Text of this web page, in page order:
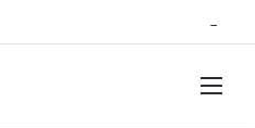
منو